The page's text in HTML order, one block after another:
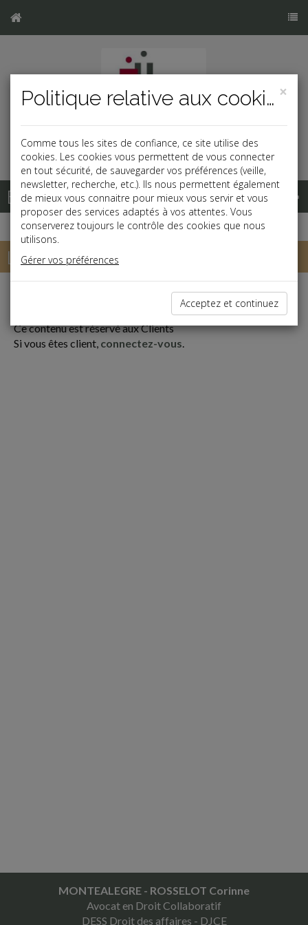
Base documentaire
Les aides à l'embauche
Ce contenu est réservé aux Clients
Si vous êtes client, connectez-vous
MONTEALEGRE - ROSSELOT Corinne
Avocat en Droit Collaboratif
DESS Droit des affaires - DJCE
×
Politique relative aux cookies
Comme tous les sites de confiance, ce site utilise des
cookies. Les cookies vous permettent de vous connecter
en tout sécurité, de sauvegarder vos préférences (veille,
newsletter, recherche, etc.). Ils nous permettent également
de mieux vous connaitre pour mieux vous servir et vous
proposer des services adaptés à vos attentes. Vous
conserverez toujours le contrôle des cookies que nous
utilisons.
Gérer vos préférences
Acceptez et continuez